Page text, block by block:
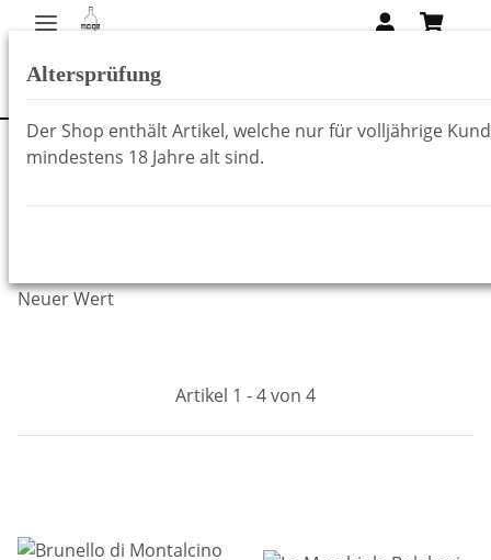
Neuer Wert
Artikel 1 - 4 von 4
Altersprüfung
Der Shop enthält Artikel, welche nur für volljährige
mindestens 18 Jahre alt sind.